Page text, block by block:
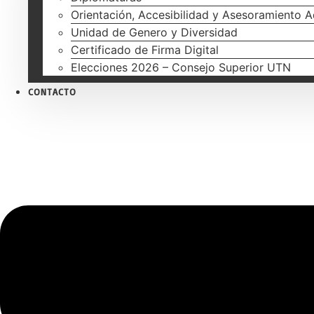
Orientación, Accesibilidad y Asesoramiento
Unidad de Genero y Diversidad
Certificado de Firma Digital
Elecciones 2026 – Consejo Superior UTN
CONTACTO